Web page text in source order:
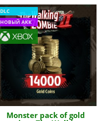
DLC
НОВЫЙ АКК
Monster pack of gold